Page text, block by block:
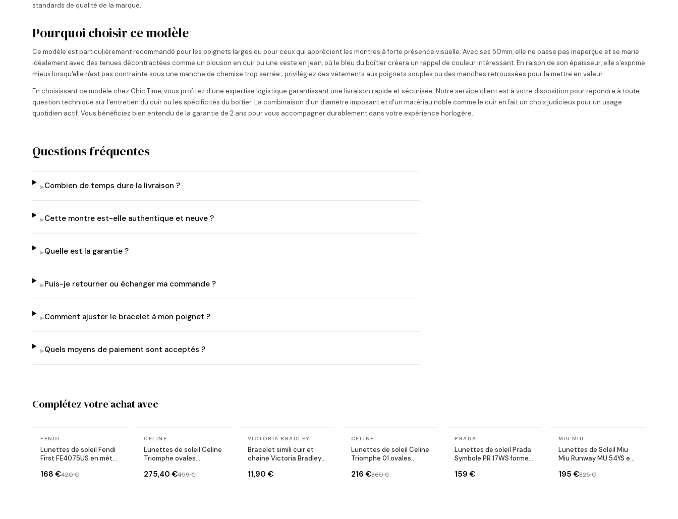
standards de qualité de la marque.
Pourquoi choisir ce modèle
Ce modèle est particulièrement recommandé pour les poignets larges ou pour ceux qui apprécient les montres à forte présence visuelle. Avec ses 50mm, elle ne passe pas inaperçue et se marie
idéalement avec des tenues décontractées comme un blouson en cuir ou une veste en jean, où le bleu du boîtier créera un rappel de couleur intéressant. En raison de son épaisseur, elle s'exprime
mieux lorsqu'elle n'est pas contrainte sous une manche de chemise trop serrée ; privilégiez des vêtements aux poignets souples ou des manches retroussées pour la mettre en valeur.
En choisissant ce modèle chez Chic Time, vous profitez d'une expertise logistique garantissant une livraison rapide et sécurisée. Notre service client est à votre disposition pour répondre à toute
question technique sur l'entretien du cuir ou les spécificités du boîtier. La combinaison d'un diamètre imposant et d'un matériau noble comme le cuir en fait un choix judicieux pour un usage
quotidien actif. Vous bénéficiez bien entendu de la garantie de 2 ans pour vous accompagner durablement dans votre expérience horlogère.
Questions fréquentes
▸Combien de temps dure la livraison ?
▸Cette montre est-elle authentique et neuve ?
▸Quelle est la garantie ?
▸Puis-je retourner ou échanger ma commande ?
▸Comment ajuster le bracelet à mon poignet ?
▸Quels moyens de paiement sont acceptés ?
Complétez votre achat avec
En stock
FENDI
Lunettes de soleil Fendi
First FE4075US en métal
168 €420 €
En stock
CELINE
Lunettes de soleil Celine
Triomphe ovales
métal
275,40 €459 €
En stock
VICTORIA BRADLEY
Bracelet simili cuir et
chaine Victoria Bradley
11,90 €
En stock
CELINE
Lunettes de soleil Celine
Triomphe 01 ovales
216 €360 €
En stock
PRADA
Lunettes de soleil Prada
Symbole PR 17WS forme
159 €
En stock
MIU MIU
Lunettes de Soleil Miu
Miu Runway MU 54YS en
195 €325 €